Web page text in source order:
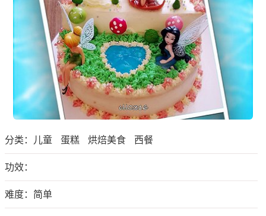
分类： 儿童 蛋糕 烘焙美食 西餐
功效：
难度：简单